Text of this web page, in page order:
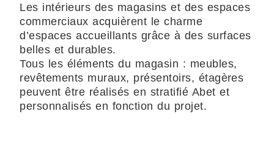
Les intérieurs des magasins et des espaces
commerciaux acquièrent le charme
d’espaces accueillants grâce à des surfaces
belles et durables.
Tous les éléments du magasin : meubles,
revêtements muraux, présentoirs, étagères
peuvent être réalisés en stratifié Abet et
personnalisés en fonction du projet.